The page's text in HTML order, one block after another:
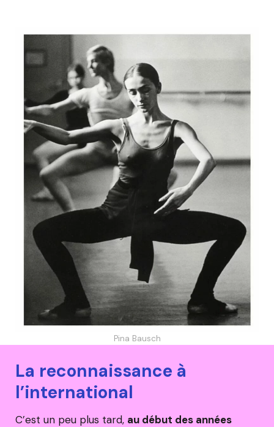
Pina Bausch
La reconnaissance à
l’international
C’est un peu plus tard, au début des années